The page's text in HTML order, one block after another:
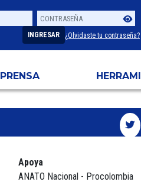
INGRESAR ¿Olvidaste tu contraseña?
PRENSA
Apoya
ANATO Nacional - Procolombia